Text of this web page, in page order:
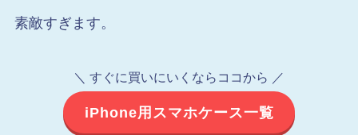
素敵すぎます。
＼ すぐに買いにいくならココから ／
iPhone用スマホケース一覧